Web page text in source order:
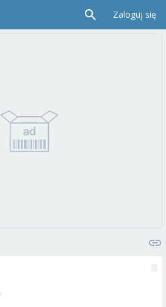
Zaloguj się